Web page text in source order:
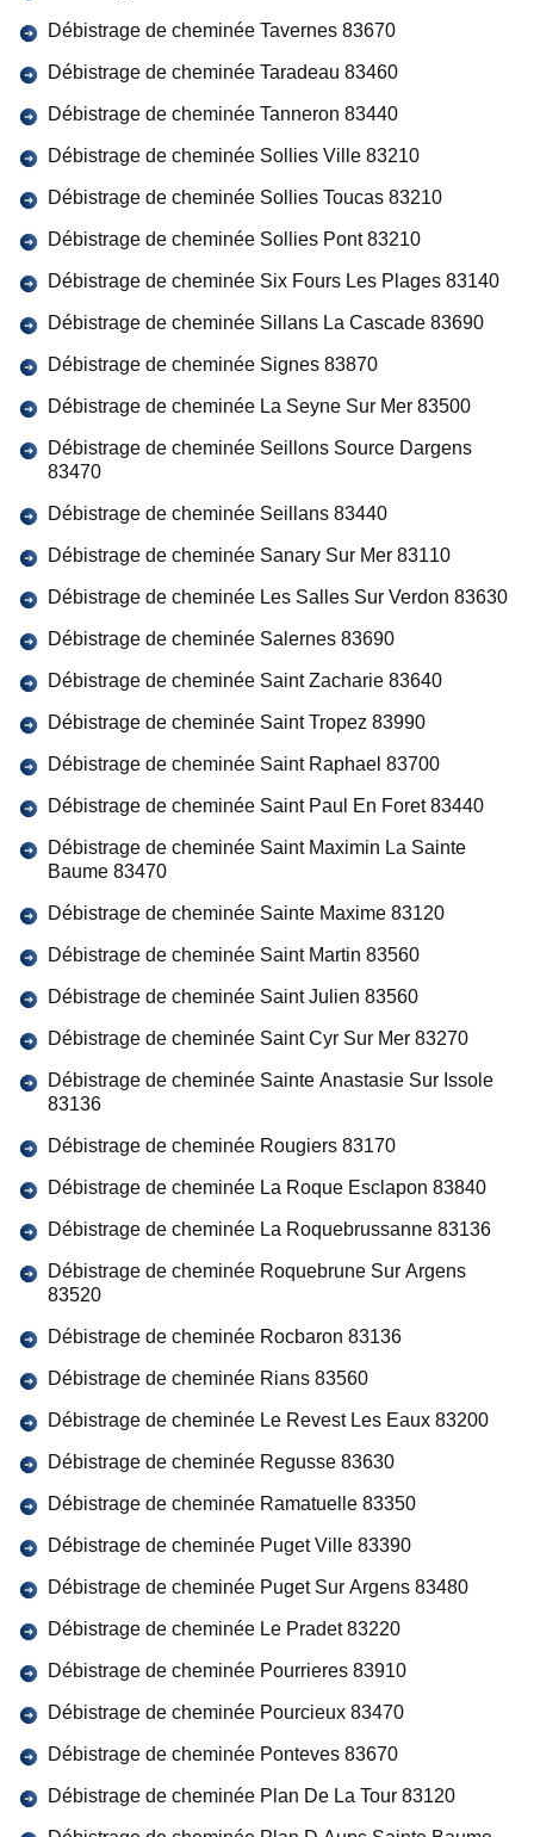
Débistrage de cheminée Tavernes 83670
Débistrage de cheminée Taradeau 83460
Débistrage de cheminée Tanneron 83440
Débistrage de cheminée Sollies Ville 83210
Débistrage de cheminée Sollies Toucas 83210
Débistrage de cheminée Sollies Pont 83210
Débistrage de cheminée Six Fours Les Plages 83140
Débistrage de cheminée Sillans La Cascade 83690
Débistrage de cheminée Signes 83870
Débistrage de cheminée La Seyne Sur Mer 83500
Débistrage de cheminée Seillons Source Dargens
83470
Débistrage de cheminée Seillans 83440
Débistrage de cheminée Sanary Sur Mer 83110
Débistrage de cheminée Les Salles Sur Verdon 83630
Débistrage de cheminée Salernes 83690
Débistrage de cheminée Saint Zacharie 83640
Débistrage de cheminée Saint Tropez 83990
Débistrage de cheminée Saint Raphael 83700
Débistrage de cheminée Saint Paul En Foret 83440
Débistrage de cheminée Saint Maximin La Sainte
Baume 83470
Débistrage de cheminée Sainte Maxime 83120
Débistrage de cheminée Saint Martin 83560
Débistrage de cheminée Saint Julien 83560
Débistrage de cheminée Saint Cyr Sur Mer 83270
Débistrage de cheminée Sainte Anastasie Sur Issole
83136
Débistrage de cheminée Rougiers 83170
Débistrage de cheminée La Roque Esclapon 83840
Débistrage de cheminée La Roquebrussanne 83136
Débistrage de cheminée Roquebrune Sur Argens
83520
Débistrage de cheminée Rocbaron 83136
Débistrage de cheminée Rians 83560
Débistrage de cheminée Le Revest Les Eaux 83200
Débistrage de cheminée Regusse 83630
Débistrage de cheminée Ramatuelle 83350
Débistrage de cheminée Puget Ville 83390
Débistrage de cheminée Puget Sur Argens 83480
Débistrage de cheminée Le Pradet 83220
Débistrage de cheminée Pourrieres 83910
Débistrage de cheminée Pourcieux 83470
Débistrage de cheminée Ponteves 83670
Débistrage de cheminée Plan De La Tour 83120